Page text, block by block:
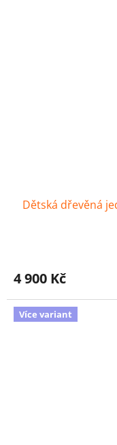
Dětská dřevěná
4 900 Kč
Více variant